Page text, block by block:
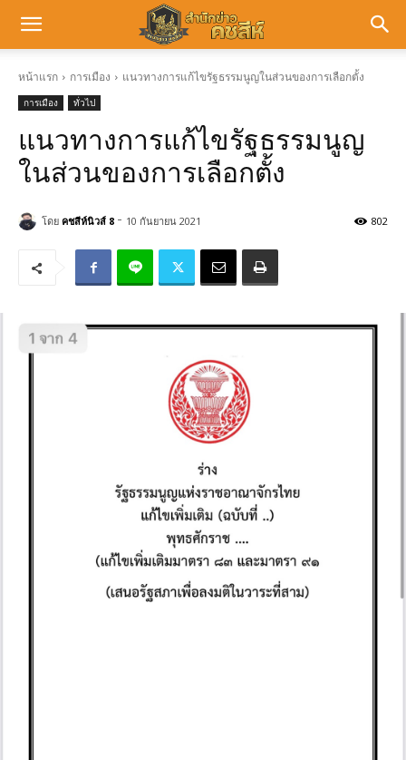
หน้าแรก การเมือง แนวทางการแก้ไขรัฐธรรมนูญในส่วนของการเลือกตั้ง
การเมือง ทั่วไป
แนวทางการแก้ไขรัฐธรรมนูญ
ในส่วนของการเลือกตั้ง
802
โดย คชสีห์นิวส์ 8 - 10 กันยายน 2021